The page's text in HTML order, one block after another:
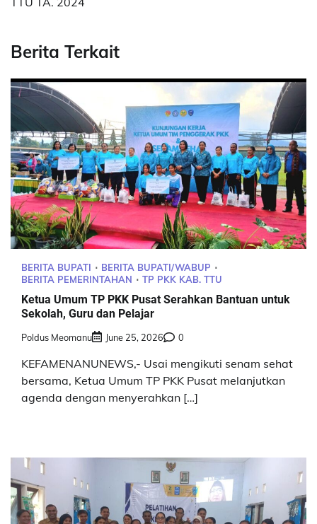
Berita Terkait
BERITA BUPATI
BERITA BUPATI/WABUP
BERITA PEMERINTAHAN
TP PKK KAB. TTU
Ketua Umum TP PKK Pusat Serahkan Bantuan untuk
Sekolah, Guru dan Pelajar
Poldus Meomanu June 25, 2026 0
KEFAMENANUNEWS,- Usai mengikuti senam sehat
bersama, Ketua Umum TP PKK Pusat melanjutkan
agenda dengan menyerahkan […]